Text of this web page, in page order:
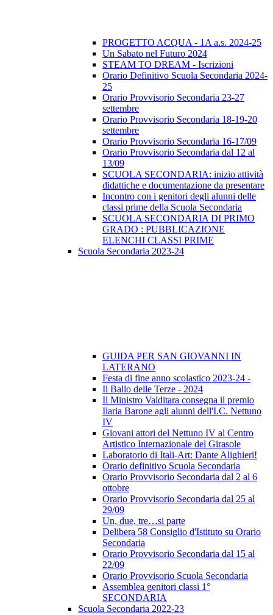
PROGETTO ACQUA - 1A a.s. 2024-25
Un Sabato nel Futuro 2024
STEAM TO DREAM - Iscrizioni
Orario Definitivo Scuola Secondaria 2024-
25
Orario Provvisorio Secondaria 23-27
settembre
Orario Provvisorio Secondaria 18-19-20
settembre
Orario Provvisorio Secondaria 16-17/09
Orario Provvisorio Secondaria dal 12 al
13/09
SCUOLA SECONDARIA: inizio attività
didattiche e documentazione da presentare
Incontro con i genitori degli alunni delle
classi prime della Scuola Secondaria
SCUOLA SECONDARIA DI PRIMO
GRADO : PUBBLICAZIONE
ELENCHI CLASSI PRIME
Scuola Secondaria 2023-24
GUIDA PER SAN GIOVANNI IN
LATERANO
Festa di fine anno scolastico 2023-24 -
Il Ballo delle Terze - 2024
Il Ministro Valditara consegna il premio
Ilaria Barone agli alunni dell'I.C. Nettuno
IV
Giovani attori del Nettuno IV al Centro
Artistico Internazionale del Girasole
Laboratorio di Itali-Art: Dante Alighieri!
Orario definitivo Scuola Secondaria
Orario Provvisorio Secondaria dal 2 al 6
ottobre
Orario Provvisorio Secondaria dal 25 al
29/09
Un, due, tre…si parte
Delibera 58 Consiglio d'Istituto su Orario
Secondaria
Orario Provvisorio Secondaria dal 15 al
22/09
Orario Provvisorio Scuola Secondaria
Assemblea genitori classi 1°
SECONDARIA
Scuola Secondaria 2022-23